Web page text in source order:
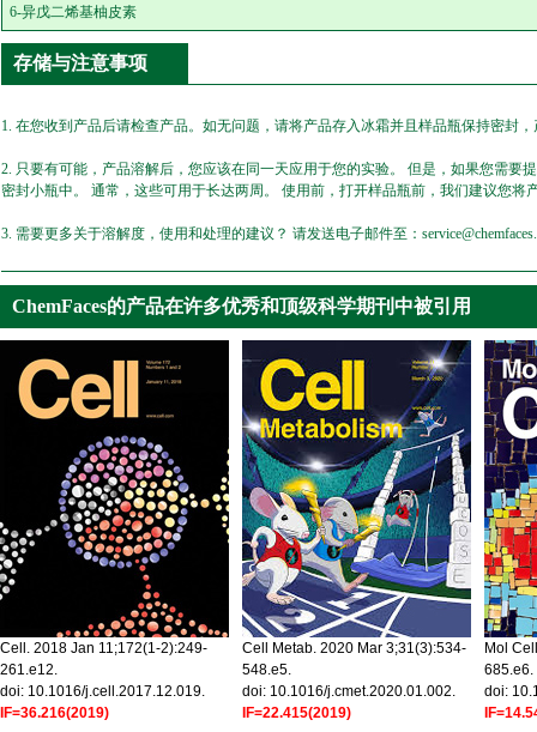
6-异戊二烯基柚皮素
存储与注意事项
1. 在您收到产品后请检查产品。如无问题，请将产品存入冰霜并且样品瓶保持密封
2. 只要有可能，产品溶解后，您应该在同一天应用于您的实验。 但是，如果您需
密封小瓶中。 通常，这些可用于长达两周。 使用前，打开样品瓶前，我们建议您将
3. 需要更多关于溶解度，使用和处理的建议？ 请发送电子邮件至：
ChemFaces的产品在许多优秀和顶级科学期刊中被引用
Cell. 2018 Jan 11;172(1-2):249-
261.e12.
doi: 10.1016/j.cell.2017.12.019.
IF=36.216(2019)
Cell Metab. 2020 Mar 3;31(3):534-
548.e5.
doi: 10.1016/j.cmet.2020.01.002.
IF=22.415(2019)
Mol
685.e6.
doi: